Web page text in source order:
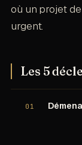
où un projet
urgent.
Les 5